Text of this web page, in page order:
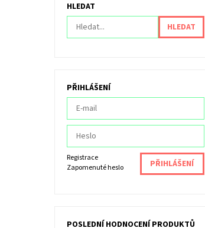
HLEDAT
PŘIHLÁŠENÍ
Registrace
Zapomenuté heslo
POSLEDNÍ HODNOCENÍ PRODUKTŮ